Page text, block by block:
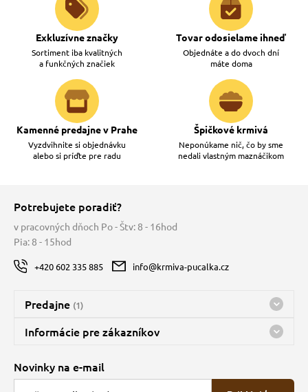
Exkluzívne značky
Sortiment iba kvalitných
a funkčných značiek
Tovar odosielame ihneď
Objednáte a do dvoch dní
máte doma
Kamenné predajne v Prahe
Vyzdvihnite si objednávku
alebo si príďte pre radu
Špičkové krmivá
Neponúkame nič, čo by sme
nedali vlastným maznáčikom
Potrebujete poradiť?
v pracovných dňoch Po - Štv: 8 - 16hod
Pia: 8 - 15hod
+420 602 335 885 info@krmiva-pucalka.cz
Predajne (1)
Predajňa a sklad Kbely
Bohužiaľ, momentálne máme zatvorené
Informácie pre zákazníkov
O spoločnosti
Novinky na e-mail